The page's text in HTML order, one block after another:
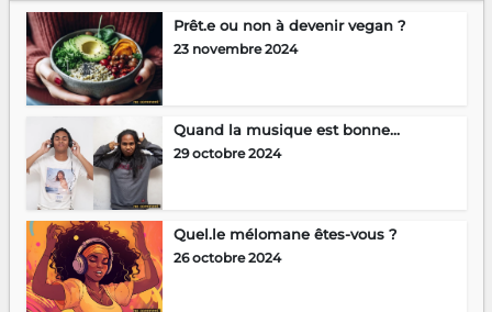
Prêt.e ou non à devenir vegan ?
23 novembre 2024
Quand la musique est bonne…
29 octobre 2024
Quel.le mélomane êtes-vous ?
26 octobre 2024